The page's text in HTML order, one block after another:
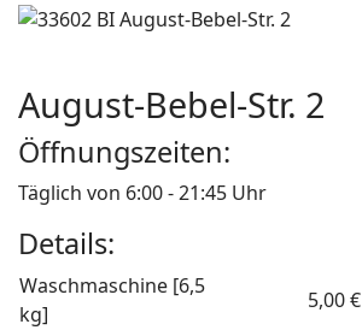
August-Bebel-Str. 2
Öffnungszeiten:
Täglich von 6:00 - 21:45 Uhr
Details:
Waschmaschine [6,5
kg]
5,00 €